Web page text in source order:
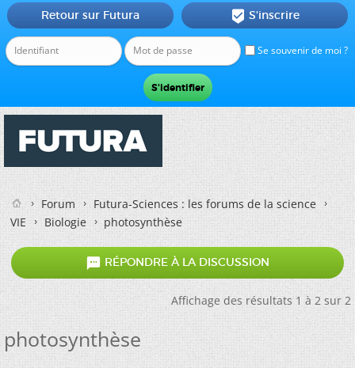
Se souvenir de moi ?
Retour sur Futura  S'inscrire
Forum
Futura-Sciences : les forums de la science
VIE
Biologie photosynthèse
 RÉPONDRE À LA DISCUSSION
Affichage des résultats 1 à 2 sur 2
photosynthèse